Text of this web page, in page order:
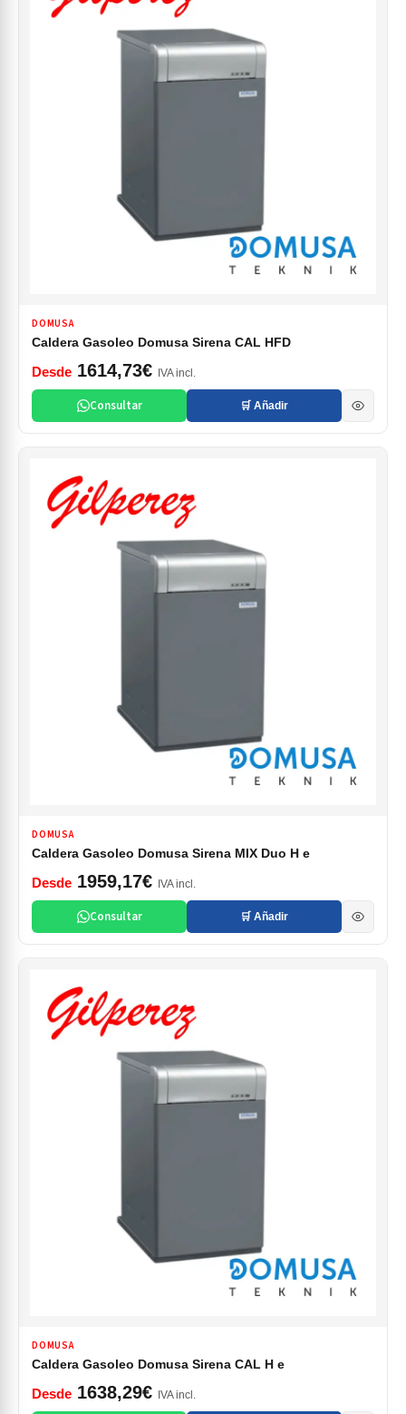
DOMUSA
Caldera Gasoleo Domusa Sirena CAL HFD
Desde 1614,73€ IVA incl.
Consultar 🛒 Añadir
DOMUSA
Caldera Gasoleo Domusa Sirena MIX Duo H e
Desde 1959,17€ IVA incl.
Consultar 🛒 Añadir
DOMUSA
Caldera Gasoleo Domusa Sirena CAL H e
Desde 1638,29€ IVA incl.